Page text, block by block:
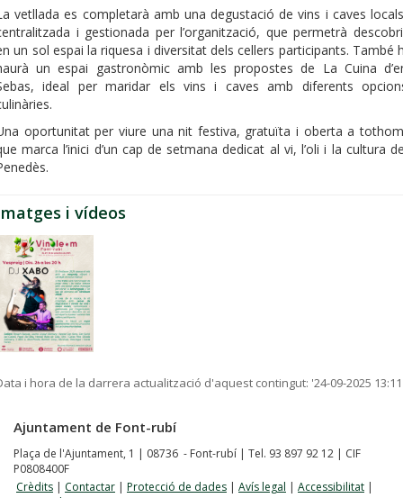
vetllada es completarà amb una degustació de vins i caves
i gestionada per l’organització, que permetrà
un sol espai la riquesa i diversitat dels cellers participants. També
un espai gastronòmic amb les propostes de La Cuina
ideal per maridar els vins i caves amb diferents
oportunitat per viure una nit festiva, gratuïta i oberta a
marca l’inici d’un cap de setmana dedicat al vi, l’oli i la cultura
i vídeos
i hora de la darrera actualització d'aquest contingut: '24-09-2025 13:11
Ajuntament de Font-rubí
Plaça de l'Ajuntament, 1 | 08736 - Font-rubí | Tel. 93 897 92 12 | CIF
P0808400F
Crèdits | Contactar | Protecció de dades | Avís legal | Accessibilitat |